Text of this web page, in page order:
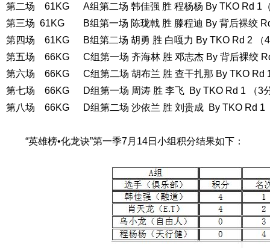
第二场
61KG
A组第二场 韩佳强 胜 程杨杨 By TKO Rd 1
第三场 61KG
B组第一场 陈珑戟 胜 滕程迪 By 背后裸绞
第四场
61KG
B组第二场 胡勇 胜 白嘎力 By TKO Rd 2 （
第五场
66KG
C组第一场 齐海林 胜 邓志杰 By 背后裸绞
第六场
66KG
C组第二场 胡布兰 胜 查干扎那 By TKO Rd
第七场
66KG
D组第一场 周涛 胜 李飞 By TKO Rd 1 （3
第八场
66KG D组第二场 沙依兰 胜 刘贵成 By TKO Rd 1
“英雄榜•化龙诀”第一季7月14日小组积分结果如下：